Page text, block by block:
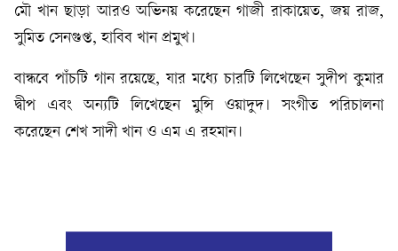
মৌ খান ছাড়া আরও অভিনয় করেছেন গাজী রাকায়েত, জয় রাজ,
সুমিত সেনগুপ্ত, হাবিব খান প্রমুখ।
বান্ধবে পাঁচটি গান রয়েছে, যার মধ্যে চারটি লিখেছেন সুদীপ কুমার
দ্বীপ এবং অন্যটি লিখেছেন মুন্সি ওয়াদুদ। সংগীত পরিচালনা
করেছেন শেখ সাদী খান ও এম এ রহমান।